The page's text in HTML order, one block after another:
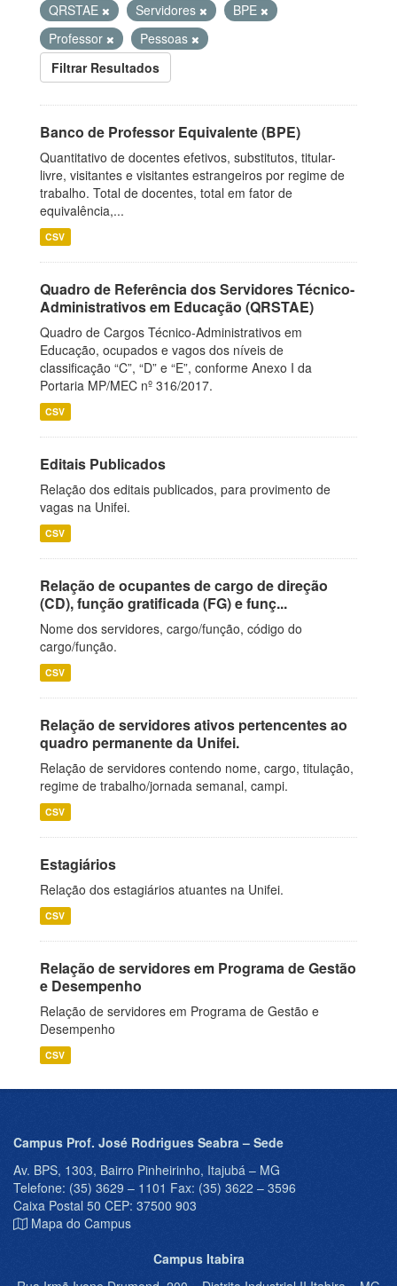
QRSTAE
Servidores
BPE
Professor
Pessoas
Filtrar Resultados
Banco de Professor Equivalente (BPE)
Quantitativo de docentes efetivos, substitutos, titular-
livre, visitantes e visitantes estrangeiros por regime de
trabalho. Total de docentes, total em fator de
equivalência,...
CSV
Quadro de Referência dos Servidores Técnico-
Administrativos em Educação (QRSTAE)
Quadro de Cargos Técnico-Administrativos em
Educação, ocupados e vagos dos níveis de
classificação “C”, “D” e “E”, conforme Anexo I da
Portaria MP/MEC nº 316/2017.
CSV
Editais Publicados
Relação dos editais publicados, para provimento de
vagas na Unifei.
CSV
Relação de ocupantes de cargo de direção
(CD), função gratificada (FG) e funç...
Nome dos servidores, cargo/função, código do
cargo/função.
CSV
Relação de servidores ativos pertencentes ao
quadro permanente da Unifei.
Relação de servidores contendo nome, cargo, titulação,
regime de trabalho/jornada semanal, campi.
CSV
Estagiários
Relação dos estagiários atuantes na Unifei.
CSV
Relação de servidores em Programa de Gestão
e Desempenho
Relação de servidores em Programa de Gestão e
Desempenho
CSV
Campus Prof. José Rodrigues Seabra – Sede
Av. BPS, 1303, Bairro Pinheirinho, Itajubá – MG
Telefone: (35) 3629 – 1101 Fax: (35) 3622 – 3596
Caixa Postal 50 CEP: 37500 903
Mapa do Campus
Campus Itabira